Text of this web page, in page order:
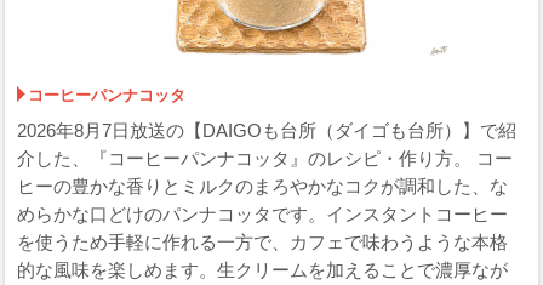
コーヒーパンナコッタ
2026年8月7日放送の【DAIGOも台所（ダイゴも台所）】で紹
介した、『コーヒーパンナコッタ』のレシピ・作り方。 コー
ヒーの豊かな香りとミルクのまろやかなコクが調和した、な
めらかな口どけのパンナコッタです。インスタントコーヒー
を使うため手軽に作れる一方で、カフェで味わうような本格
的な風味を楽しめます。生クリームを加えることで濃厚なが